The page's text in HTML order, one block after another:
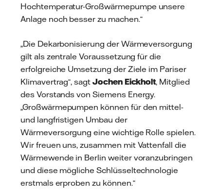
Hochtemperatur-Großwärmepumpe unsere
Anlage noch besser zu machen.“
„Die Dekarbonisierung der Wärmeversorgung
gilt als zentrale Voraussetzung für die
erfolgreiche Umsetzung der Ziele im Pariser
Klimavertrag“, sagt Jochen Eickholt, Mitglied
des Vorstands von Siemens Energy.
„Großwärmepumpen können für den mittel-
und langfristigen Umbau der
Wärmeversorgung eine wichtige Rolle spielen.
Wir freuen uns, zusammen mit Vattenfall die
Wärmewende in Berlin weiter voranzubringen
und diese mögliche Schlüsseltechnologie
erstmals erproben zu können.“